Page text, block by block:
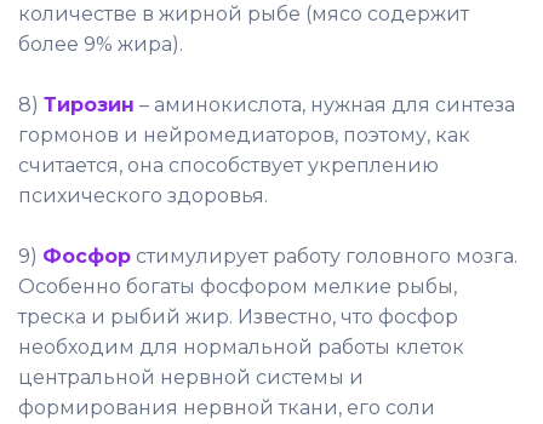
количестве в жирной рыбе (мясо содержит
более 9% жира).
8) Тирозин – аминокислота, нужная для синтеза
гормонов и нейромедиаторов, поэтому, как
считается, она способствует укреплению
психического здоровья.
9) Фосфор стимулирует работу головного мозга.
Особенно богаты фосфором мелкие рыбы,
треска и рыбий жир. Известно, что фосфор
необходим для нормальной работы клеток
центральной нервной системы и
формирования нервной ткани, его соли